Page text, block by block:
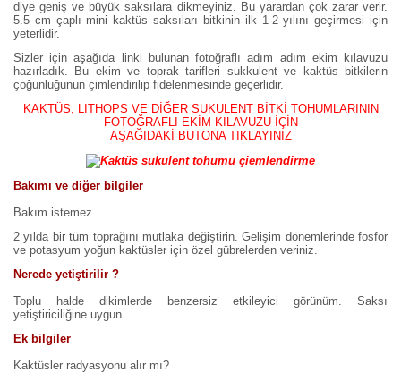
diye geniş ve büyük saksılara dikmeyiniz. Bu yarardan çok zarar verir.
5.5 cm çaplı mini kaktüs saksıları bitkinin ilk 1-2 yılını geçirmesi için
yeterlidir.
Sizler için aşağıda linki bulunan fotoğraflı adım adım ekim kılavuzu
hazırladık. Bu ekim ve toprak tarifleri sukkulent ve kaktüs bitkilerin
çoğunluğunun çimlendirilip fidelenmesinde geçerlidir.
KAKTÜS, LITHOPS VE DİĞER SUKULENT BİTKİ TOHUMLARININ
FOTOĞRAFLI EKİM KILAVUZU İÇİN
AŞAĞIDAKİ BUTONA TIKLAYINIZ
Bakımı ve diğer bilgiler
Bakım istemez.
2 yılda bir tüm toprağını mutlaka değiştirin. Gelişim dönemlerinde fosfor
ve potasyum yoğun kaktüsler için özel gübrelerden veriniz.
Nerede yetiştirilir ?
Toplu halde dikimlerde benzersiz etkileyici görünüm. Saksı
yetiştiriciliğine uygun.
Ek bilgiler
Kaktüsler radyasyonu alır mı?